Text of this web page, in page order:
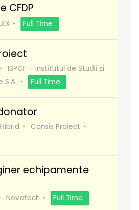
CFDP
Full Time
ISPCF – Institutul de Studii și
S.A.
Full Time
Consis Proiect
echipamente
Novatech Full Time